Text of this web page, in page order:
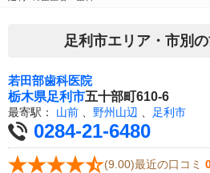
足利市エリア・市別
若田部歯科医院
栃木県足利市五十部町610-6
最寄駅： 山前 野州山辺 足利市
0284-21-6480
(9.00)最近の口コミ